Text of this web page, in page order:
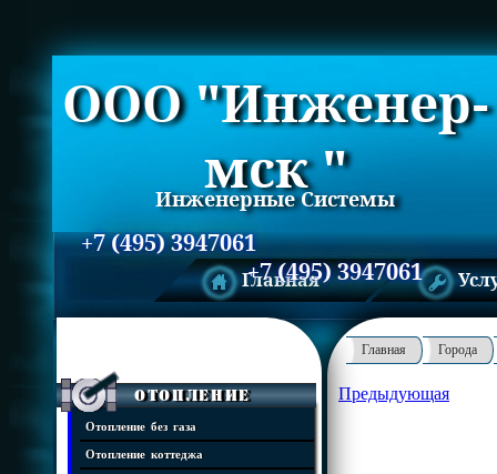
ООО "Инженер-
мск "
Инженерные Системы
+7 (495) 3947061
+7 (495) 3947061
Главная
Отопление
Отопление без газа
Отопление коттеджа
Главная Города
Предыдующая